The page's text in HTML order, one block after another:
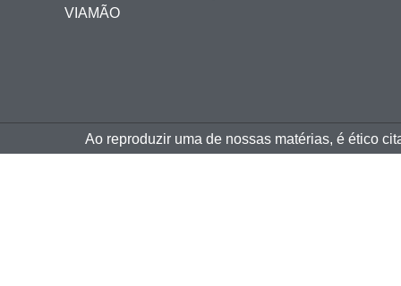
VIAMÃO
Ao reproduzir uma de nossas matérias, é ético